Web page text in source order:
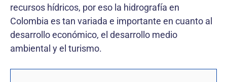
recursos hídricos, por eso la hidrografía en
Colombia es tan variada e importante en cuanto al
desarrollo económico, el desarrollo medio
ambiental y el turismo.